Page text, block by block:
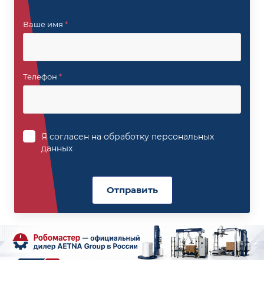
Ваше имя *
Телефон *
Я согласен на обработку персональных
данных
Отправить